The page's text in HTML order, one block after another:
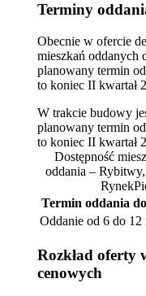
Terminy
Obecnie w ofercie
mieszkań oddanych
planowany termin
to koniec II kwartał
W trakcie budowy
planowany termin
to koniec II kwartał
Dostępność
oddania –
Termin oddania
Oddanie od 6 do 12
Rozkład oferty
cenowych